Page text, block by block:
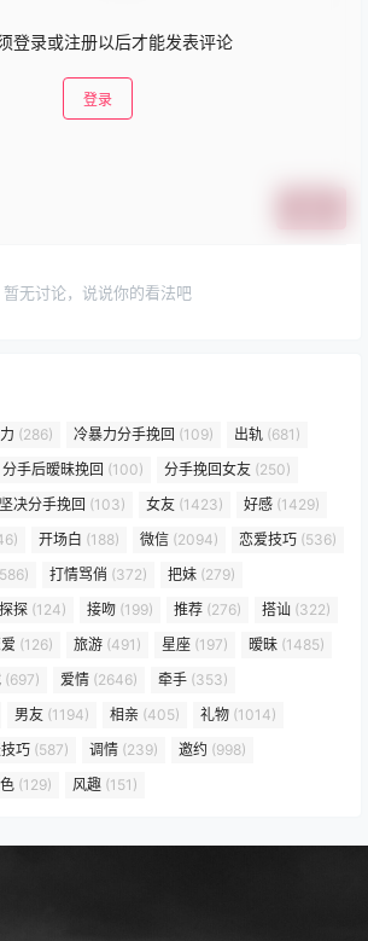
登录或注册以后才能发表评论
登录
暂无讨论，说说你的看法吧
(286) 冷暴力分手挽回 (109) 出轨 (681)
分手后暧昧挽回 (100) 分手挽回女友 (250)
坚决分手挽回 (103) 女友 (1423) 好感 (1429)
开场白 (188) 微信 (2094) 恋爱技巧 (536)
打情骂俏 (372) 把妹 (279)
探探 (124) 接吻 (199) 推荐 (276) 搭讪 (322)
(126) 旅游 (491) 星座 (197) 暧昧 (1485)
(697) 爱情 (2646) 牵手 (353)
男友 (1194) 相亲 (405) 礼物 (1014)
巧 (587) 调情 (239) 邀约 (998)
(129) 风趣 (151)